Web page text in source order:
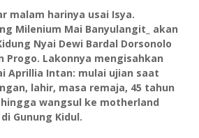
malam harinya usai Isya.
Milenium Mai Banyulangit_ akan
Nyai Dewi Bardal Dorsonolo
Progo. Lakonnya mengisahkan
Aprillia Intan: mulai ujian saat
lahir, masa remaja, 45 tahun
wangsul ke motherland
Gunung Kidul.